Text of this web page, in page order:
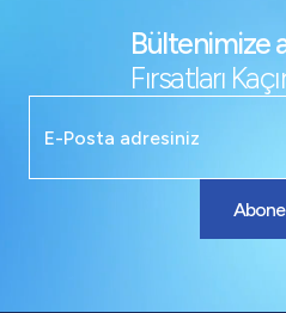
Bültenimize
Fırsatları